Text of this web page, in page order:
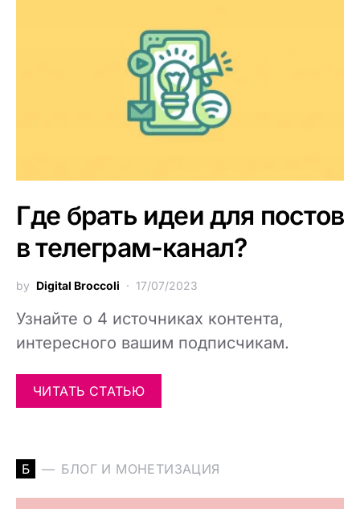
Где брать идеи для постов
в телеграм-канал?
by Digital Broccoli 17/07/2023
Узнайте о 4 источниках контента,
интересного вашим подписчикам.
ЧИТАТЬ СТАТЬЮ
Б БЛОГ И МОНЕТИЗАЦИЯ